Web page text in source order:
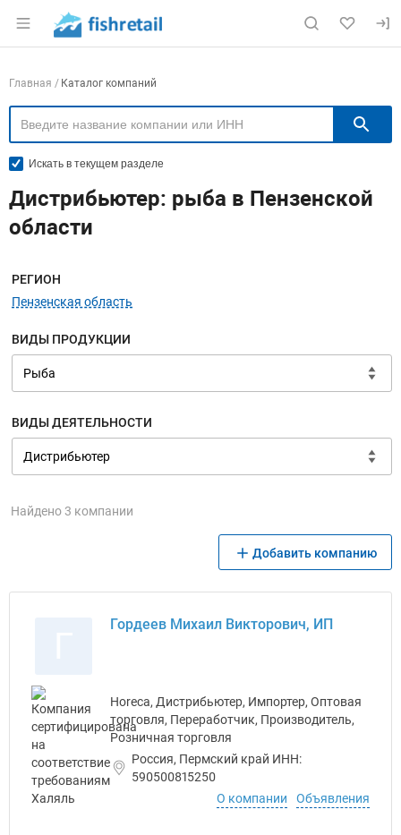
Раздел навигации по сайту fishretail.ru
Навигация по компаниям
Главная Каталог компаний
Искать в текущем разделе
Дистрибьютер: рыба в Пензенской
области
Меню навигации
РЕГИОН
Пензенская область
ВИДЫ ПРОДУКЦИИ
ВИДЫ ДЕЯТЕЛЬНОСТИ
Найдено 3 компании
Добавить компанию
Гордеев Михаил Викторович, ИП
Horeca, Дистрибьютер, Импортер, Оптовая
торговля, Переработчик, Производитель,
Розничная торговля
Россия, Пермский край ИНН:
590500815250
О компании
Объявления